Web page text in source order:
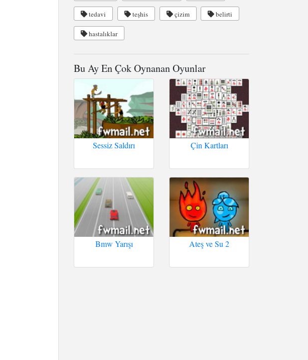
tedavi teşhis çizim belirti
hastalıklar
Bu Ay En Çok Oynanan Oyunlar
Sessiz Saldırı Çin Kartları
Bmw Yarışı Ateş ve Su 2